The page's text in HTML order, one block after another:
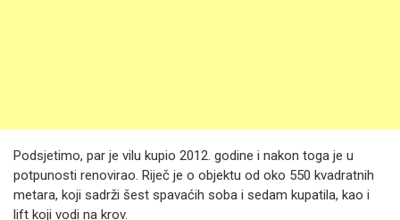
Podsjetimo, par je vilu kupio 2012. godine i nakon toga je u
potpunosti renovirao. Riječ je o objektu od oko 550 kvadratnih
metara, koji sadrži šest spavaćih soba i sedam kupatila, kao i
lift koji vodi na krov.